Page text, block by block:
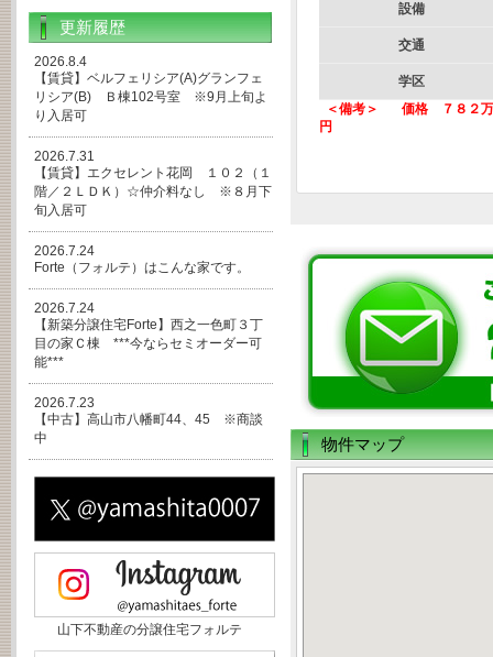
設備
交通
学区
＜備考＞
価格 ７８２万
物件マップ
更新履歴
2026.8.4
【賃貸】ベルフェリシア(A)グランフェ
リシア(B) Ｂ棟102号室 ※9月上旬よ
り入居可
2026.7.31
【賃貸】エクセレント花岡 １０２（１
階／２ＬＤＫ）☆仲介料なし ※８月下
旬入居可
2026.7.24
Forte（フォルテ）はこんな家です。
2026.7.24
【新築分譲住宅Forte】西之一色町３丁
目の家Ｃ棟 ***今ならセミオーダー可
能***
2026.7.23
【中古】高山市八幡町44、45 ※商談
中
山下不動産の分譲住宅フォルテ